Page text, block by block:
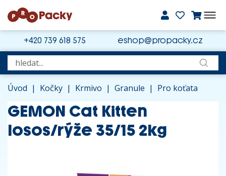
+420 739 618 575 eshop@propacky.cz
Úvod | Kočky | Krmivo | Granule | Pro koťata
GEMON Cat Kitten
losos/rýže 35/15 2kg